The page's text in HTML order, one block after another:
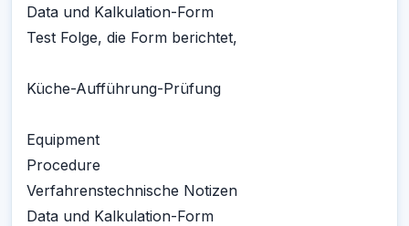
Data und Kalkulation-Form
Test Folge, die Form berichtet,
Küche-Aufführung-Prüfung
Equipment
Procedure
Verfahrenstechnische Notizen
Data und Kalkulation-Form